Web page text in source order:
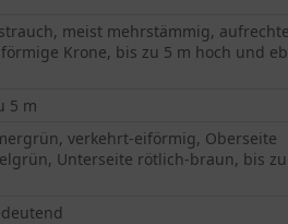
meist mehrstämmig,
Krone, bis zu 5 m hoch und
5 m
verkehrt-eiförmig, Oberseite
Unterseite rötlich-braun, bis zu